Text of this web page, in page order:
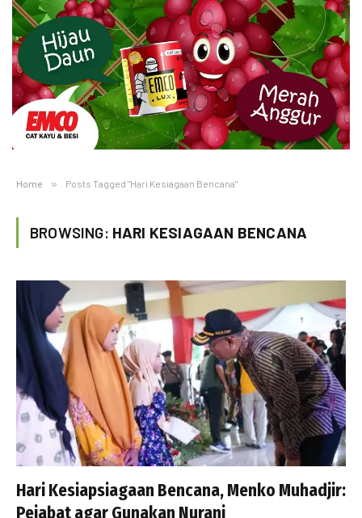
Home » Posts Tagged "Hari Kesiagaan Bencana"
BROWSING: HARI KESIAGAAN BENCANA
Hari Kesiapsiagaan Bencana, Menko Muhadjir:
Pejabat agar Gunakan Nurani